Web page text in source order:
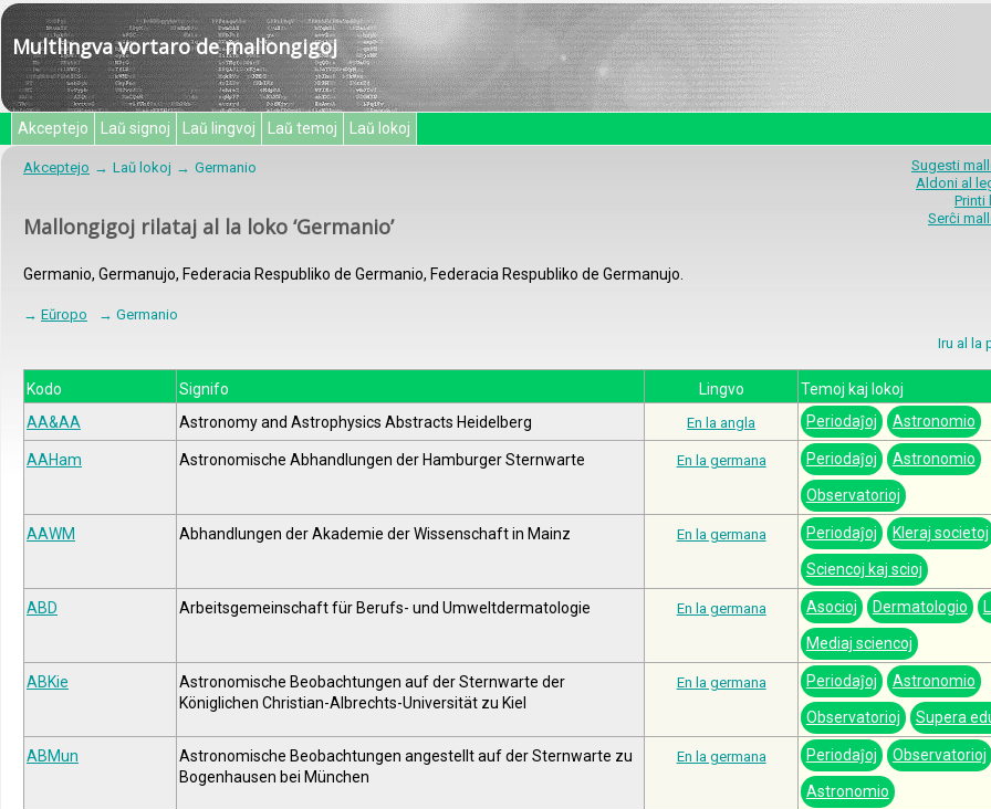
Multlingva vortaro de mallongigoj
Akceptejo Laŭ signoj Laŭ lingvoj Laŭ temoj Laŭ lokoj
Sugesti
Aldoni al
Printi
Serĉi
Akceptejo Laŭ lokoj Germanio
Mallongigoj rilataj al la loko ‘Germanio’
Germanio, Germanujo, Federacia Respubliko de Germanio, Federacia Respubliko de Germanujo.
→ Eŭropo
→ Germanio
Iru al la
Kodo Signifo Lingvo
Temoj kaj lokoj
AA&AA
Astronomy and Astrophysics Abstracts Heidelberg En la angla Periodaĵoj Astronomio
AAHam Astronomische Abhandlungen der Hamburger Sternwarte En la germana Periodaĵoj Astronomio
Observatorioj
AAWM Abhandlungen der Akademie der Wissenschaft in Mainz En la germana Periodaĵoj Kleraj societoj
Sciencoj kaj scioj
ABD Arbeitsgemeinschaft für Berufs- und Umweltdermatologie En la germana Asocioj Dermatologio
Mediaj sciencoj
ABKie
Astronomische Beobachtungen auf der Sternwarte der
Königlichen Christian-Albrechts-Universität zu Kiel
En la germana Periodaĵoj Astronomio
Observatorioj Supera
ABMun
Astronomische Beobachtungen angestellt auf der Sternwarte zu
Bogenhausen bei München
En la germana Periodaĵoj Observatorioj
Astronomio